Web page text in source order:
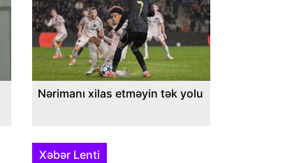
Nərimanı xilas etməyin tək yolu
Xəbər Lenti